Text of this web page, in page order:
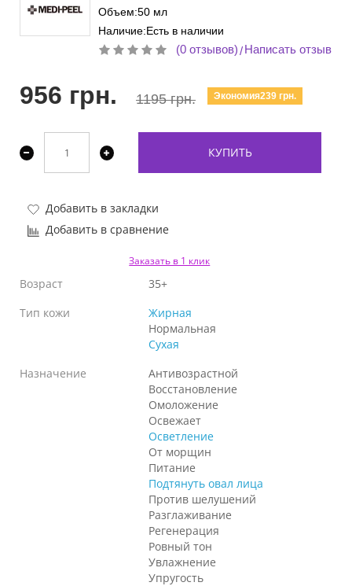
Объем:50 мл
Наличие:Есть в наличии
(0 отзывов)/Написать отзыв
956 грн. 1195 грн. Экономия239 грн.
КУПИТЬ
Добавить в закладки
Добавить в сравнение
Заказать в 1 клик
Возраст
35+
Тип кожи
Жирная
Нормальная
Сухая
Назначение
Антивозрастной
Восстановление
Омоложение
Освежает
Осветление
От морщин
Питание
Подтянуть овал лица
Против шелушений
Разглаживание
Регенерация
Ровный тон
Увлажнение
Упругость